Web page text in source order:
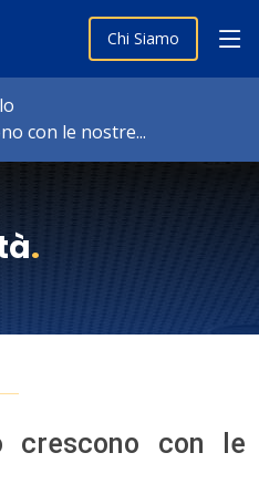
Chi Siamo
con le nostre...
.
crescono con le